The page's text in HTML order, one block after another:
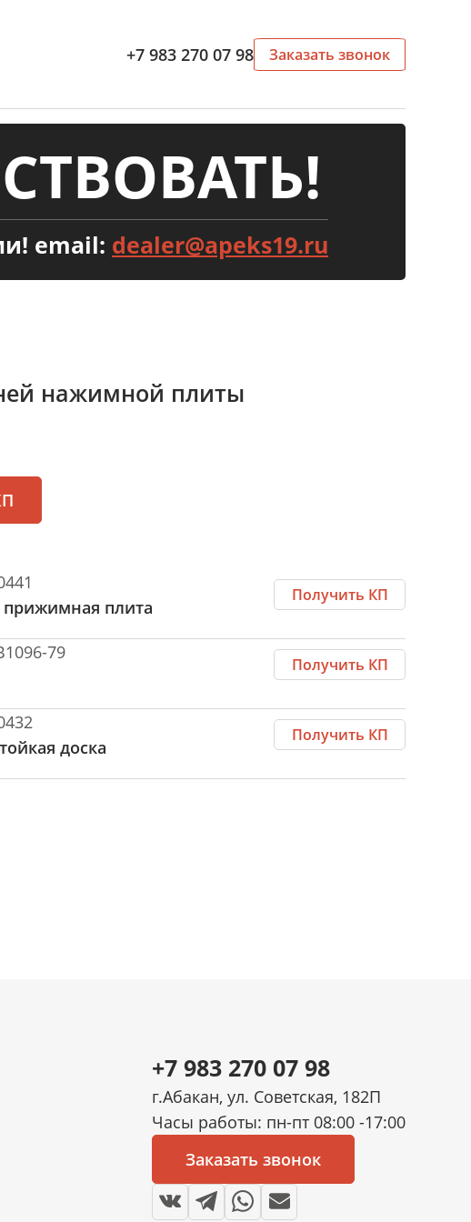
+7 983 270 07 98 Заказать звонок
email: dealer@apeks19.ru
нажимной плиты
прижимная плита
Получить КП
79
Получить КП
доска
Получить КП
+7 983 270 07 98
г.Абакан, ул. Советская, 182П
Часы работы: пн-пт 08:00 -17:00
Заказать звонок